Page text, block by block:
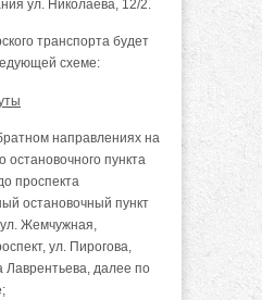
ул. Николаева, 12/2.
транспорта будет
схеме:
направлениях на
остановочного пункта
проспекта
остановочный пункт
Жемчужная,
ул. Пирогова,
Лаврентьева, далее по